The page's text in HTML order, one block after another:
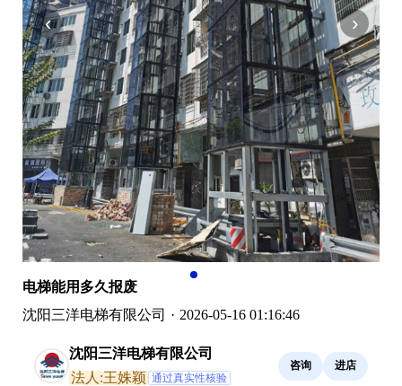
‹ ›
电梯能用多久报废
沈阳三洋电梯有限公司 · 2026-05-16 01:16:46
沈阳三洋电梯有限公司
法人:王姝颖 通过真实性核验
咨询 进店